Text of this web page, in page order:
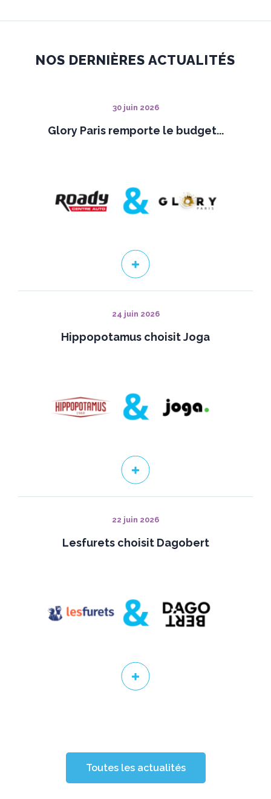
NOS DERNIÈRES ACTUALITÉS
30 juin 2026
Glory Paris remporte le budget...
24 juin 2026
Hippopotamus choisit Joga
22 juin 2026
Lesfurets choisit Dagobert
Toutes les actualités